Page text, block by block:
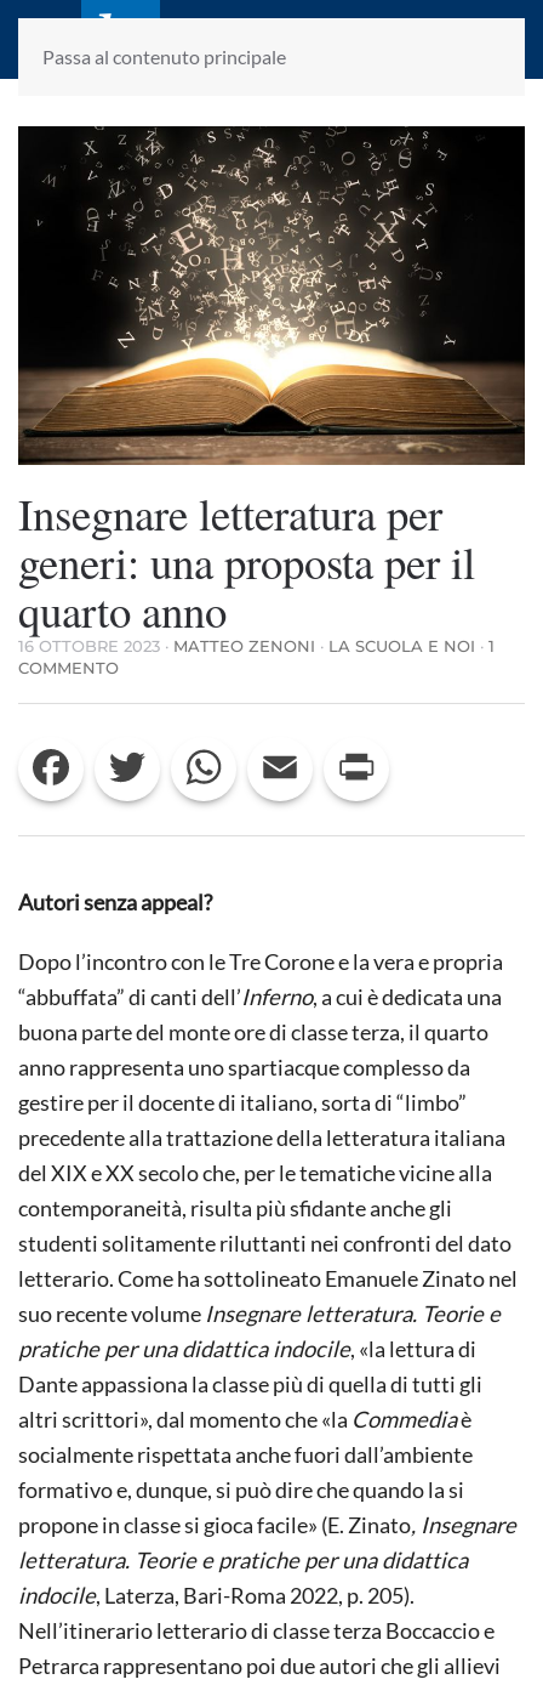
Passa al contenuto principale
laletteraturaenoi.it
fondato da Romano Luperini
Insegnare letteratura per
generi: una proposta per il
quarto anno
16 OTTOBRE 2023 · MATTEO ZENONI · LA SCUOLA E NOI · 1
COMMENTOSU
LETTERATURA
GENERI:
UNA
PROPOSTA
IL
Facebook Twitter WhatsApp Email
Autori senza appeal?
Dopo l’incontro con le Tre Corone e la vera e propria
“abbuffata” di canti dell’Inferno, a cui è dedicata una
buona parte del monte ore di classe terza, il quarto
anno rappresenta uno spartiacque complesso da
gestire per il docente di italiano, sorta di “limbo”
precedente alla trattazione della letteratura italiana
del XIX e XX secolo che, per le tematiche vicine alla
contemporaneità, risulta più sfidante anche gli
studenti solitamente riluttanti nei confronti del dato
letterario. Come ha sottolineato Emanuele Zinato nel
suo recente volume Insegnare letteratura. Teorie e
pratiche per una didattica indocile, «la lettura di
Dante appassiona la classe più di quella di tutti gli
altri scrittori», dal momento che «la Commediaè
socialmente rispettata anche fuori dall’ambiente
formativo e, dunque, si può dire che quando la si
propone in classe si gioca facile» (E. Zinato, Insegnare
letteratura. Teorie e pratiche per una didattica
indocile, Laterza, Bari-Roma 2022, p. 205).
Nell’itinerario letterario di classe terza Boccaccio e
Petrarca rappresentano poi due autori che gli allievi